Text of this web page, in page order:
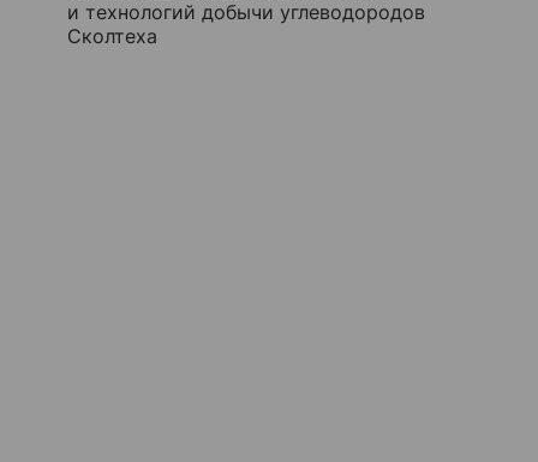
и технологий добычи углеводородов
Сколтеха